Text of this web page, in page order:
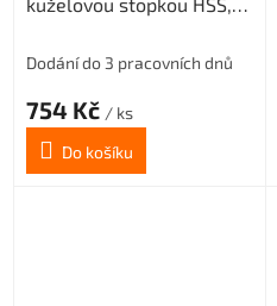
Dodání do 3 pracovních dnů
754 Kč / ks
Do košíku